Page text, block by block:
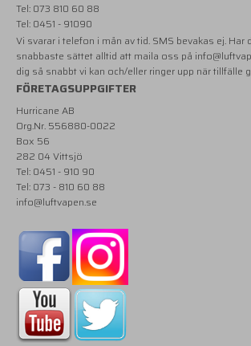
Tel: 073 810 60 88
Tel: 0451 - 91090
Vi svarar i telefon i mån av tid. SMS bevakas ej. Har
snabbaste sättet alltid att maila oss på
dig så snabbt vi kan och/eller ringer upp när tillfälle
FÖRETAGSUPPGIFTER
Hurricane AB
Org.Nr. 556880-0022
Box 56
282 04 Vittsjö
Tel: 0451 - 910 90
Tel: 073 - 810 60 88
info@luftvapen.se